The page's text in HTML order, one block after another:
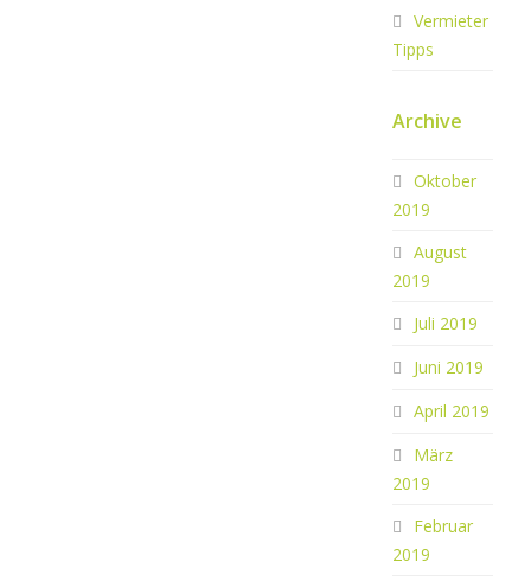
Vermieter
Tipps
Archive
Oktober
2019
August
2019
Juli 2019
Juni 2019
April 2019
März
2019
Februar
2019